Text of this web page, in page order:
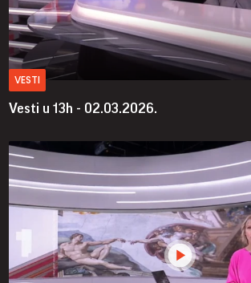
VESTI
Vesti u 13h - 02.03.2026.